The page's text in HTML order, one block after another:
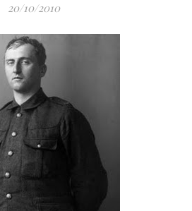
20/10/2010